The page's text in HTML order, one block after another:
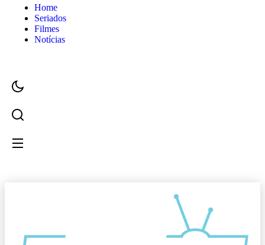
Home
Seriados
Filmes
Notícias